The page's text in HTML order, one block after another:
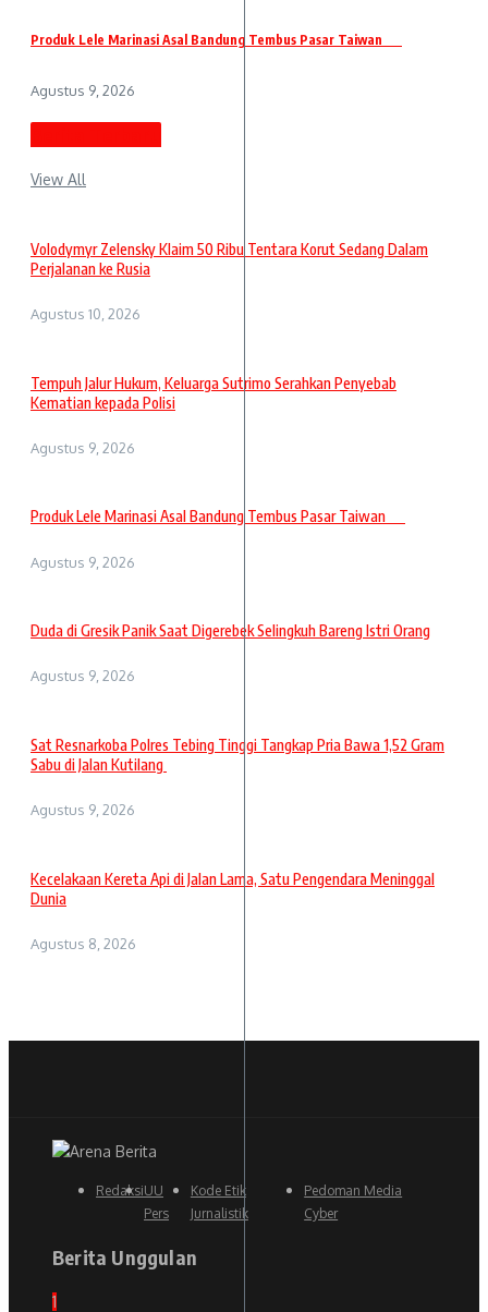
Produk Lele Marinasi Asal Bandung Tembus Pasar Taiwan
Agustus 9, 2026
View All
Volodymyr Zelensky Klaim 50 Ribu Tentara Korut Sedang Dalam
Perjalanan ke Rusia
Agustus 10, 2026
Tempuh Jalur Hukum, Keluarga Sutrimo Serahkan Penyebab
Kematian kepada Polisi
Agustus 9, 2026
Produk Lele Marinasi Asal Bandung Tembus Pasar Taiwan
Agustus 9, 2026
Duda di Gresik Panik Saat Digerebek Selingkuh Bareng Istri Orang
Agustus 9, 2026
Sat Resnarkoba Polres Tebing Tinggi Tangkap Pria Bawa 1,52 Gram
Sabu di Jalan Kutilang
Agustus 9, 2026
Kecelakaan Kereta Api di Jalan Lama, Satu Pengendara Meninggal
Dunia
Agustus 8, 2026
RedaksiUU
Pers
Kode Etik
Jurnalistik
Pedoman Media
Cyber
Berita Unggulan
1